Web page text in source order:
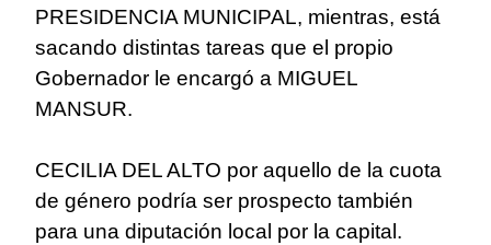
PRESIDENCIA MUNICIPAL, mientras, está
sacando distintas tareas que el propio
Gobernador le encargó a MIGUEL
MANSUR.
CECILIA DEL ALTO por aquello de la cuota
de género podría ser prospecto también
para una diputación local por la capital.